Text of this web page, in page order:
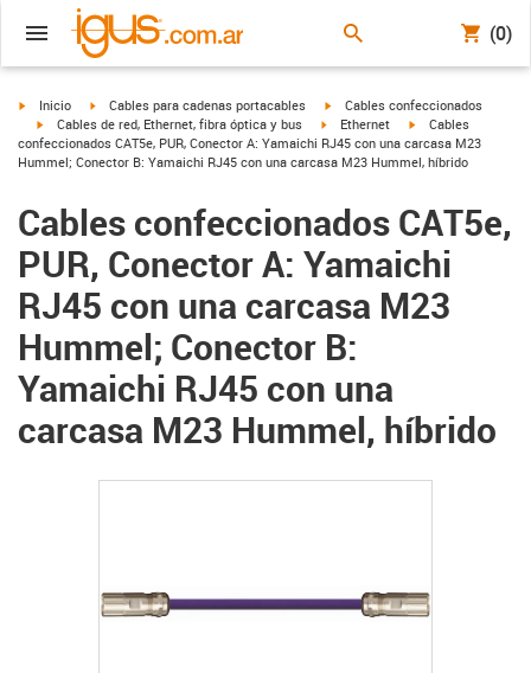
(0)
igus-icon-arrow-right
Inicio igus-icon-arrow-right
Cables para cadenas portacables igus-icon-arrow-right
Cables confeccionados
igus-icon-arrow-right
Cables de red, Ethernet, fibra óptica y bus igus-icon-arrow-right
Ethernet igus-icon-arrow-
Cables
confeccionados CAT5e, PUR, Conector A: Yamaichi RJ45 con una carcasa M23
Hummel; Conector B: Yamaichi RJ45 con una carcasa M23 Hummel, híbrido
Cables confeccionados CAT5e,
PUR, Conector A: Yamaichi
RJ45 con una carcasa M23
Hummel; Conector B:
Yamaichi RJ45 con una
carcasa M23 Hummel, híbrido